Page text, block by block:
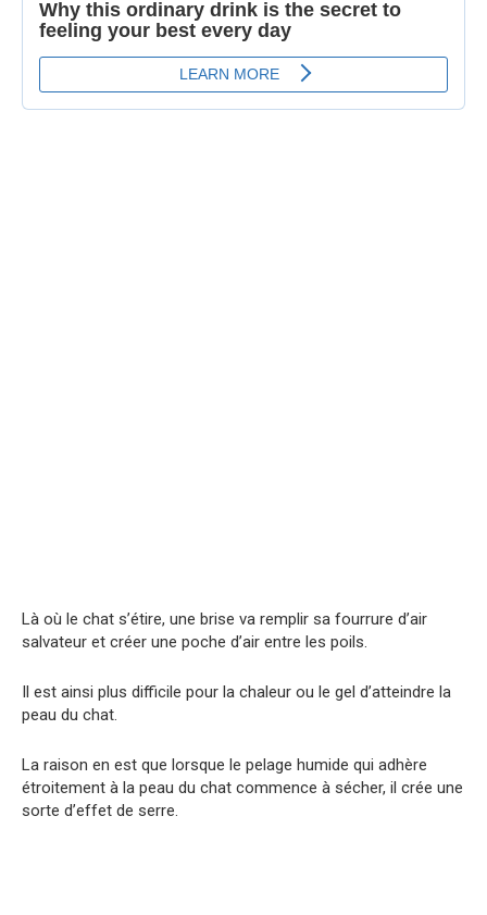
Là où le chat s’étire, une brise va remplir sa fourrure d’air
salvateur et créer une poche d’air entre les poils.
Il est ainsi plus difficile pour la chaleur ou le gel d’atteindre la
peau du chat.
La raison en est que lorsque le pelage humide qui adhère
étroitement à la peau du chat commence à sécher, il crée une
sorte d’effet de serre.